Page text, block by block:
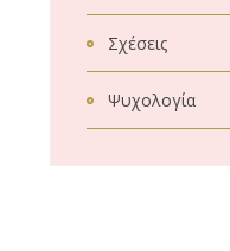
Σχέσεις
Ψυχολογία